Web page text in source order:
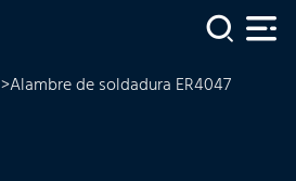
>Alambre de soldadura ER4047